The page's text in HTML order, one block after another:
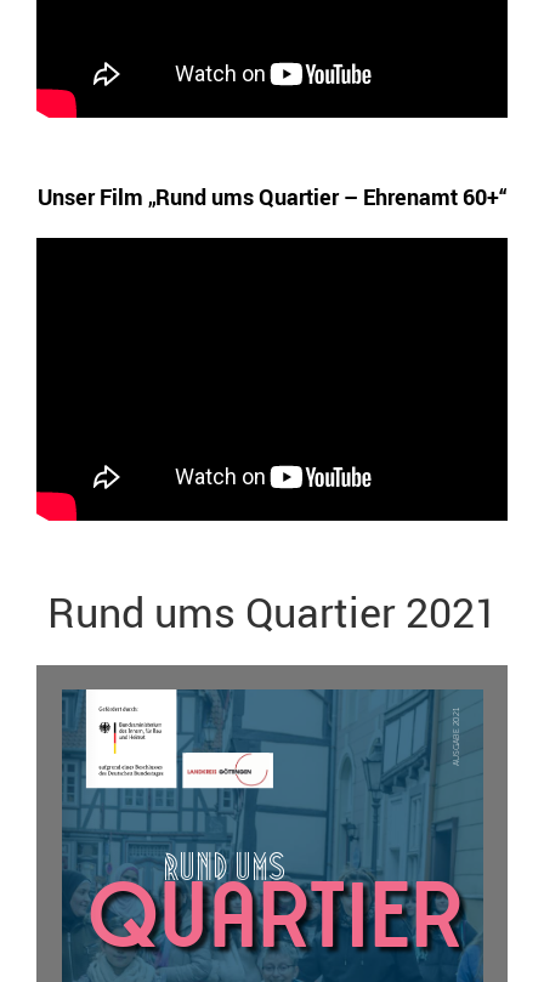
Unser Film „Rund ums Quartier – Ehrenamt 60+“
Rund ums Quartier 2021